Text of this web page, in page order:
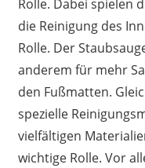
Rolle. Dabei spielen
die Reinigung des
Rolle. Der
anderem für mehr
den Fußmatten.
spezielle
vielfältigen
wichtige Rolle. Vor